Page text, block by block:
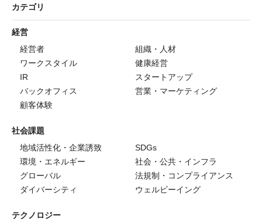
カテゴリ
経営
経営者
組織・人材
ワークスタイル
健康経営
IR
スタートアップ
バックオフィス
営業・マーケティング
顧客体験
社会課題
地域活性化・企業誘致
SDGs
環境・エネルギー
社会・公共・インフラ
グローバル
法規制・コンプライアンス
ダイバーシティ
ウェルビーイング
テクノロジー